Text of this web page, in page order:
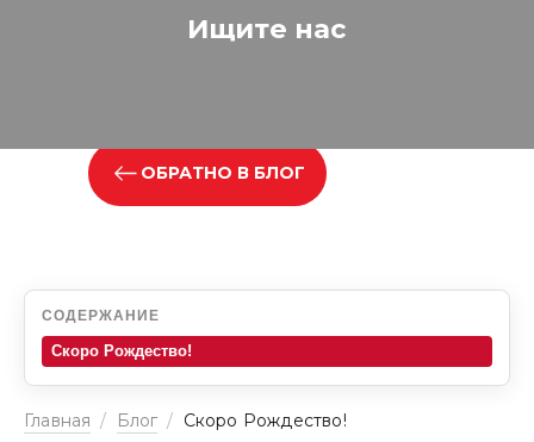
Ищите нас
ОБРАТНО В БЛОГ
СОДЕРЖАНИЕ
Скоро Рождество!
Главная / Блог / Скоро Рождество!